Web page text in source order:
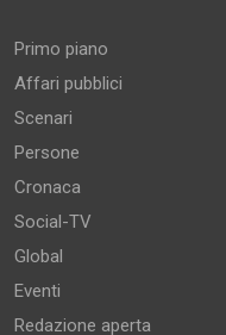
Primo piano
Affari pubblici
Scenari
Persone
Cronaca
Social-TV
Global
Eventi
Redazione aperta